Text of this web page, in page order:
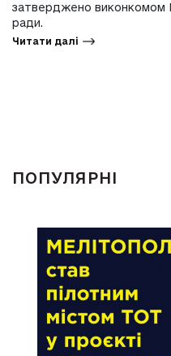
затверджено виконкомом
ради.
Читати далі
ПОПУЛЯРНІ